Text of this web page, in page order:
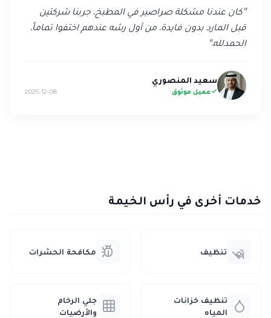
"كان عندنا مشكلة صراصير في المطبخ. جربنا شركتين
قبل المارد بدون فايدة. من أول رشه عندهم اختفوا تماماً.
الحمدلله."
سعيد المنصوري
عميل موثوق 2025-12-08
خدمات أخرى في رأس الخيمة
تنظيف مكافحة الحشرات
تنظيف خزانات
المياه
جلي الرخام
والأرضيات